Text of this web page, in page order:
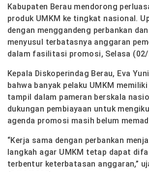
Kabupaten Berau mendorong
produk UMKM ke tingkat nasional.
dengan menggandeng perbankan
menyusul terbatasnya anggaran
dalam fasilitasi promosi, Selasa
Kepala Diskoperindag Berau, Eva
bahwa banyak pelaku UMKM
tampil dalam pameran berskala
dukungan pembiayaan untuk
agenda promosi masih belum
“Kerja sama dengan perbankan
langkah agar UMKM tetap dapat
terbentur keterbatasan anggaran,”